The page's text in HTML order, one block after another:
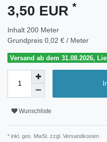
3,50 EUR *
Inhalt 200 Meter
Grundpreis 0,02 € / Meter
Versand ab dem 31.08.2026,
Wunschliste
* inkl. ges. MwSt. zzgl. Versandkosten